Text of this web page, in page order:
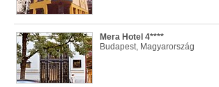
Mera Hotel 4****
Budapest, Magyarország